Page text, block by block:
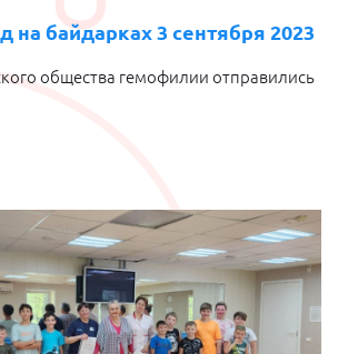
на байдарках 3 сентября 2023
общества гемофилии отправились